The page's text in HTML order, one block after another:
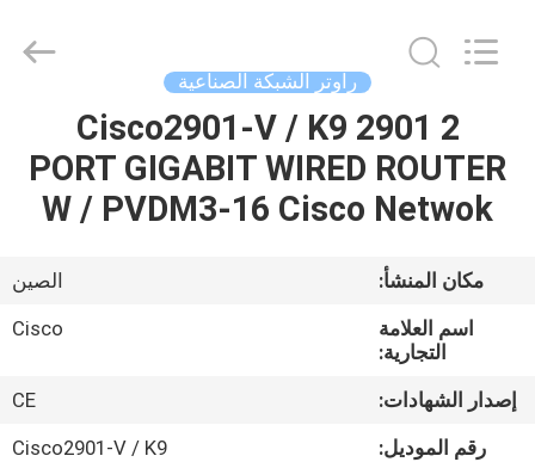
المنزل
المنتجات
فيديوهات
جولة
راوتر الشبكة الصناعية
Cisco2901-V / K9 2901 2
PORT GIGABIT WIRED ROUTER
W / PVDM3-16 Cisco Netwok
مكان المنشأ:
الصين
اسم العلامة
التجارية:
Cisco
إصدار الشهادات:
CE
رقم الموديل:
Cisco2901-V / K9